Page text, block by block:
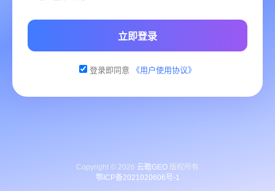
立即登录
登录即同意 《用户使用协议》
Copyright © 2026 云瞻GEO 版权所有
鄂ICP备2021020606号-1